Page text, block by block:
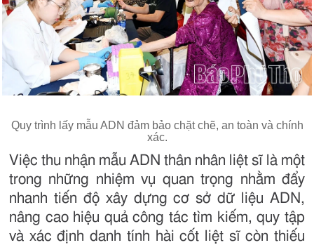
Quy trình lấy mẫu ADN đảm bảo chặt chẽ, an toàn và chính
xác.
Việc thu nhận mẫu ADN thân nhân liệt sĩ là một
trong những nhiệm vụ quan trọng nhằm đẩy
nhanh tiến độ xây dựng cơ sở dữ liệu ADN,
nâng cao hiệu quả công tác tìm kiếm, quy tập
và xác định danh tính hài cốt liệt sĩ còn thiếu